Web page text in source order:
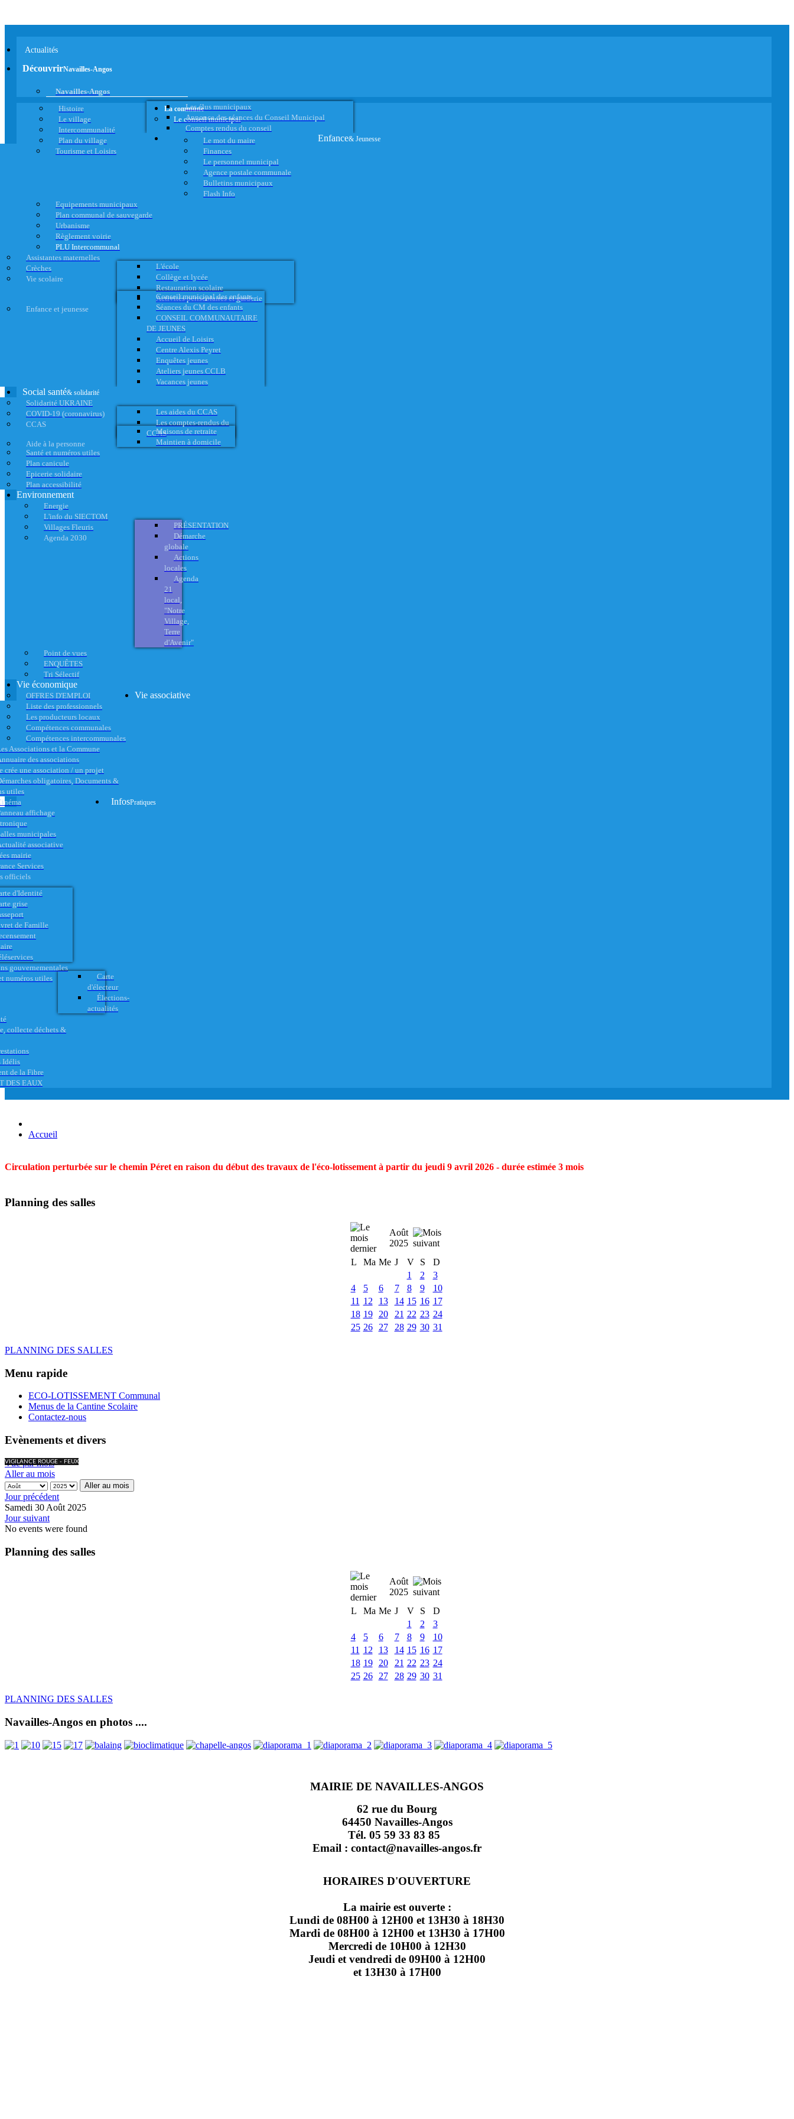
Actualités
DécouvrirNavailles-Angos
Navailles-Angos
Histoire
Le village
Intercommunalité
Plan du village
Tourisme et Loisirs
La commune
Le conseil municipal
Les élus municipaux
Annonce des séances du Conseil Municipal
Comptes rendus du conseil
Le mot du maire
Finances
Le personnel municipal
Agence postale communale
Bulletins municipaux
Flash Info
Equipements municipaux
Plan communal de sauvegarde
Urbanisme
Règlement voirie
PLU Intercommunal
Enfance& Jeunesse
Assistantes maternelles
Crèches
Vie scolaire
L'école
Collège et lycée
Restauration scolaire
Activités périscolaires et garderie
Enfance et jeunesse
Conseil municipal des enfants
Séances du CM des enfants
CONSEIL COMMUNAUTAIRE
DE JEUNES
Accueil de Loisirs
Centre Alexis Peyret
Enquêtes jeunes
Ateliers jeunes CCLB
Vacances jeunes
Social santé& solidarité
Solidarité UKRAINE
COVID-19 (coronavirus)
CCAS
Les aides du CCAS
Les comptes-rendus du
CCAS
Aide à la personne
Maisons de retraite
Maintien à domicile
Santé et numéros utiles
Plan canicule
Epicerie solidaire
Plan accessibilité
Environnement
Energie
L'info du SIECTOM
Villages Fleuris
Agenda 2030
PRÉSENTATION
Démarche
globale
Actions
locales
Agenda
21
local,
"Notre
Village,
Terre
d'Avenir"
Point de vues
ENQUÊTES
Tri Sélectif
Vie économique
OFFRES D'EMPLOI
Liste des professionnels
Les producteurs locaux
Compétences communales
Compétences intercommunales
Vie associative
Associations et la Commune
des associations
crée une association / un projet
obligatoires, Documents &
utiles
affichage
municipales
associative
InfosPratiques
mairie
Services
officiels
d'Identité
grise
de Famille
gouvernementales
numéros utiles
Carte
d'électeur
Élections-
actualités
collecte déchets &
Idélis
de la Fibre
DES EAUX
Accueil
Circulation perturbée sur le chemin Péret en raison du début des travaux de l'éco-lotissement à partir du jeudi 9 avril 2026 - durée estimée 3 mois
Planning des salles
Août
2025
L
Ma Me J V S
D
1
2
3
4
5 6 7 8 9
10
11 12 13 14 15 16 17
18 19 20 21 22 23 24
25 26 27 28 29 30 31
PLANNING DES SALLES
Menu rapide
ECO-LOTISSEMENT Communal
Menus de la Cantine Scolaire
Contactez-nous
Evènements et divers
VIGILANCE ROUGE - FEUX
Vue par mois
Aller au mois
Aller au mois
Jour précédent
Samedi 30 Août 2025
Jour suivant
No events were found
Planning des salles
Août
2025
L
Ma Me J V S
D
1
2
3
4
5 6 7 8 9
10
11 12 13 14 15 16 17
18 19 20 21 22 23 24
25 26 27 28 29 30 31
PLANNING DES SALLES
Navailles-Angos en photos ....
MAIRIE DE NAVAILLES-ANGOS
62 rue du Bourg
64450 Navailles-Angos
Tél. 05 59 33 83 85
Email : contact@navailles-angos.fr
HORAIRES D'OUVERTURE
La mairie est ouverte :
Lundi de 08H00 à 12H00 et 13H30 à 18H30
Mardi de 08H00 à 12H00 et 13H30 à 17H00
Mercredi de 10H00 à 12H30
Jeudi et vendredi de 09H00 à 12H00
et 13H30 à 17H00